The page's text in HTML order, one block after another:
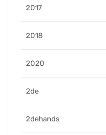
2017
2018
2020
2de
2dehands